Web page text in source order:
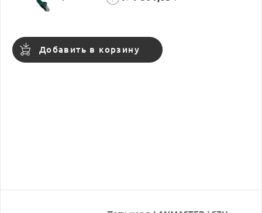
Добавить в корзину